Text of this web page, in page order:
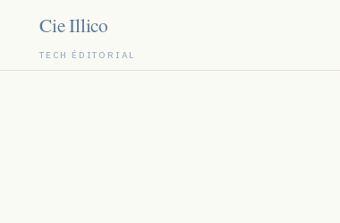
TECH ÉDITORIAL